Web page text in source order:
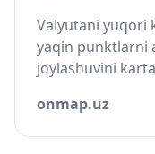
Valyutani yuqori
yaqin punktlarni
joylashuvini
onmap.uz